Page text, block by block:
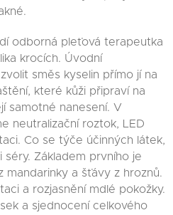
odborná pleťová terapeutka
krocích. Úvodní
směs kyselin přímo jí na
které kůži připraví na
samotné nanesení. V
neutralizační roztok, LED
Co se týče účinných látek,
Základem prvního je
mandarinky a šťávy z hroznů.
a rozjasnění mdlé pokožky.
a sjednocení celkového